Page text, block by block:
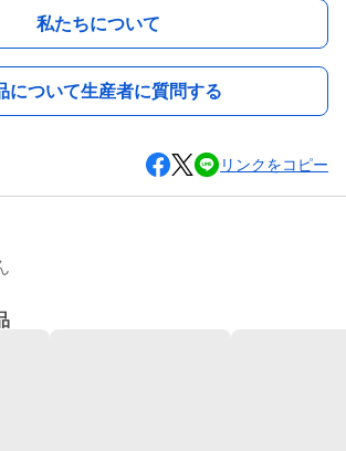
私たちについて
について生産者に質問する
リンクをコピー